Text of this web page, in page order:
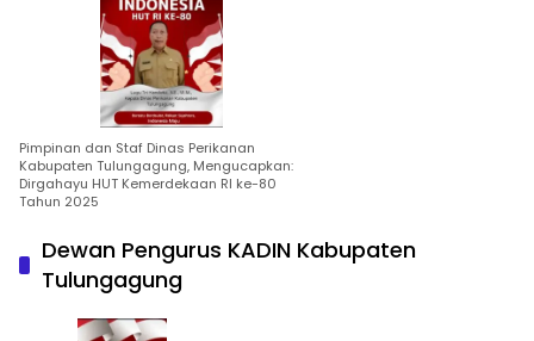
Pimpinan dan Staf Dinas Perikanan
Kabupaten Tulungagung, Mengucapkan:
Dirgahayu HUT Kemerdekaan RI ke-80
Tahun 2025
Dewan Pengurus KADIN Kabupaten
Tulungagung